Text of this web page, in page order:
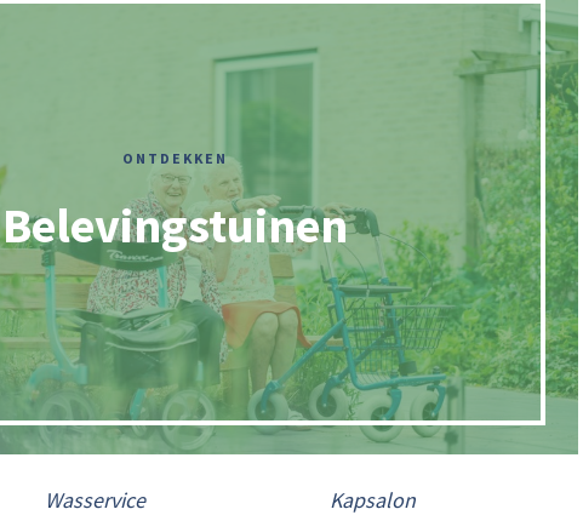
ONTDEKKEN
Belevingstuinen
Wasservice Kapsalon